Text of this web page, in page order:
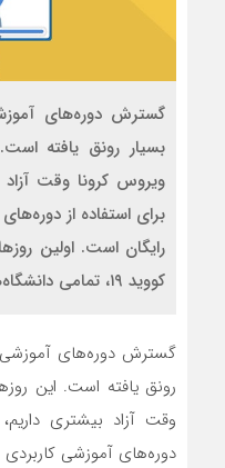
گسترش دوره‌های
بسیار رونق یافته
ویروس کرونا وقت
برای استفاده از
رایگان است. اولین
کووید ۱۹، تمامی دانشگاه‌ها و مدارس تعطیل شد. در […]
گسترش دوره‌های
رونق یافته است. این
وقت آزاد بیشتری
دوره‌های آموزشی